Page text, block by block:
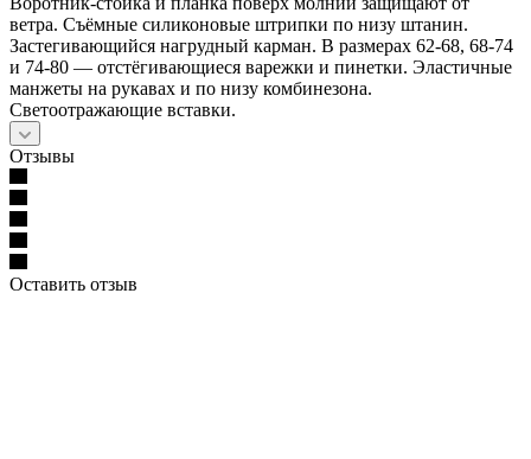
ветра. Съёмные силиконовые штрипки по низу штанин.
Застегивающийся нагрудный карман. В размерах 62-68, 68-74
и 74-80 — отстёгивающиеся варежки и пинетки. Эластичные
манжеты на рукавах и по низу комбинезона.
Светоотражающие вставки.
Отзывы
Оставить отзыв